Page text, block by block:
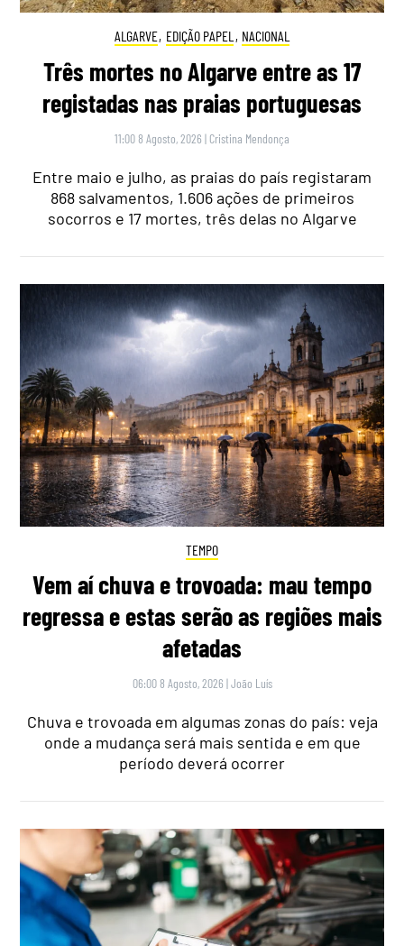
ALGARVE, EDIÇÃO PAPEL , NACIONAL
Três mortes no Algarve entre as 17
registadas nas praias portuguesas
11:00 8 Agosto, 2026 | Cristina Mendonça
Entre maio e julho, as praias do país registaram
868 salvamentos, 1.606 ações de primeiros
socorros e 17 mortes, três delas no Algarve
TEMPO
Vem aí chuva e trovoada: mau tempo
regressa e estas serão as regiões mais
afetadas
06:00 8 Agosto, 2026 |João Luís
Chuva e trovoada em algumas zonas do país: veja
onde a mudança será mais sentida e em que
período deverá ocorrer